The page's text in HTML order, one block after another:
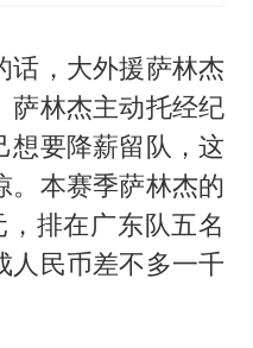
话，大外援萨林杰
萨林杰主动托经纪
想要降薪留队，这
。本赛季萨林杰的
排在广东队五名
人民币差不多一千